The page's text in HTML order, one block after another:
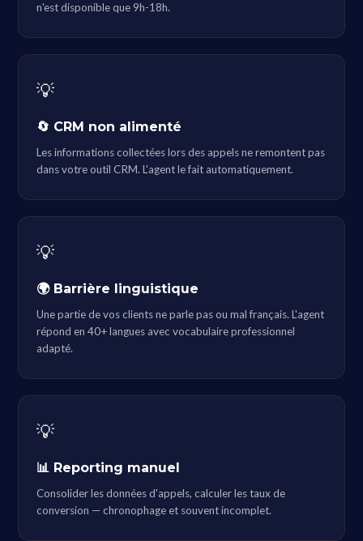
n'est disponible que 9h-18h.
💡
🔄 CRM non alimenté
Les informations collectées lors des appels ne remontent pas
dans votre outil CRM. L'agent le fait automatiquement.
💡
🌍 Barrière linguistique
Une partie de vos clients ne parle pas ou mal français. L'agent
répond en 40+ langues avec vocabulaire professionnel
adapté.
💡
📊 Reporting manuel
Consolider les données d'appels, calculer les taux de
conversion — chronophage et souvent incomplet.